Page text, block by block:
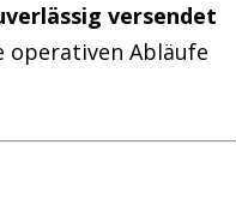
versendet
operativen Abläufe